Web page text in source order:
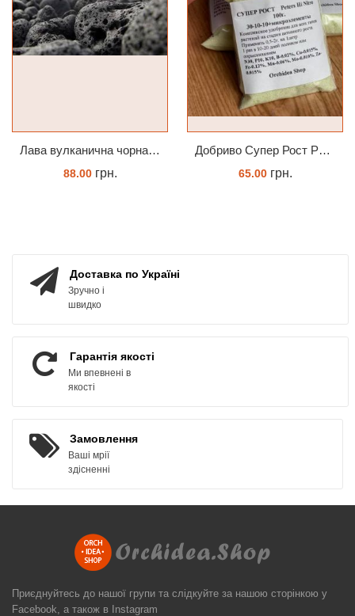
Лава вулканична чорна 10-25 мм 1 л
88.00грн.
Добриво Супер Рост Peters Hi Nitro 30-10-10 + мікроелементи
65.00грн.
Доставка по Україні
Зручно і
швидко
Гарантія якості
Ми впевнені в
якості
Замовлення
Ваші мрії
здісненні
Приєднуйтесь до нашої групи та слідкуйте за нашою сторінкою у
Facebook, а також в Instagram